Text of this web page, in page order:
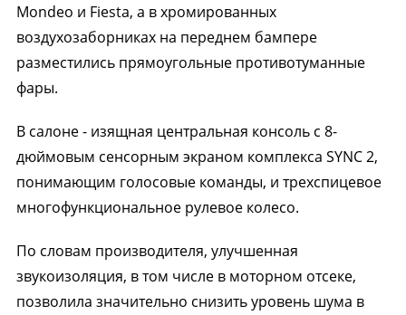
Mondeo и Fiesta, а в хромированных
воздухозаборниках на переднем бампере
разместились прямоугольные противотуманные
фары.
В салоне - изящная центральная консоль с 8-
дюймовым сенсорным экраном комплекса SYNC 2,
понимающим голосовые команды, и трехспицевое
многофункциональное рулевое колесо.
По словам производителя, улучшенная
звукоизоляция, в том числе в моторном отсеке,
позволила значительно снизить уровень шума в